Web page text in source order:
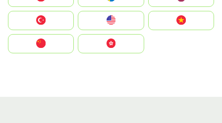
United States
中國香港特別行政區